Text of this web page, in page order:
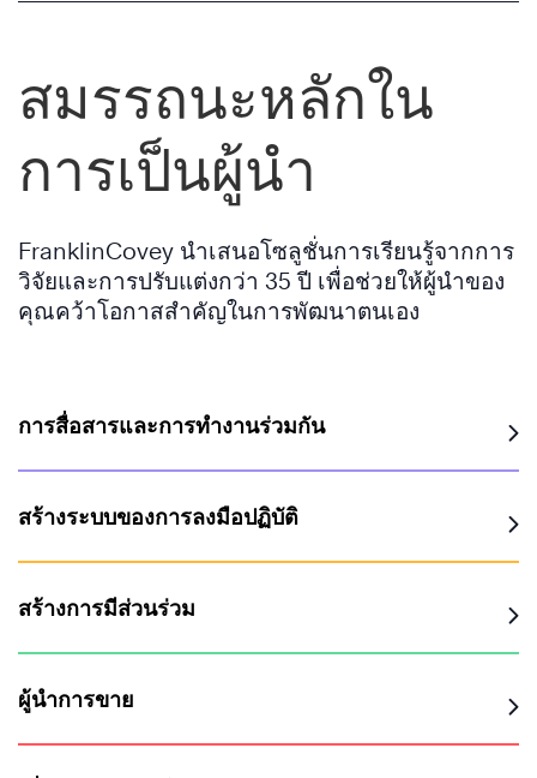
สมรรถนะหลักใน
การเป็นผู้นำ
FranklinCovey นำเสนอโซลูชั่นการเรียนรู้จากการ
วิจัยและการปรับแต่งกว่า 35 ปี เพื่อช่วยให้ผู้นำของ
คุณคว้าโอกาสสำคัญในการพัฒนาตนเอง
การสื่อสารและการทำงานร่วมกัน
สร้างระบบของการลงมือปฏิบัติ
สร้างการมีส่วนร่วม
ผู้นำการขาย